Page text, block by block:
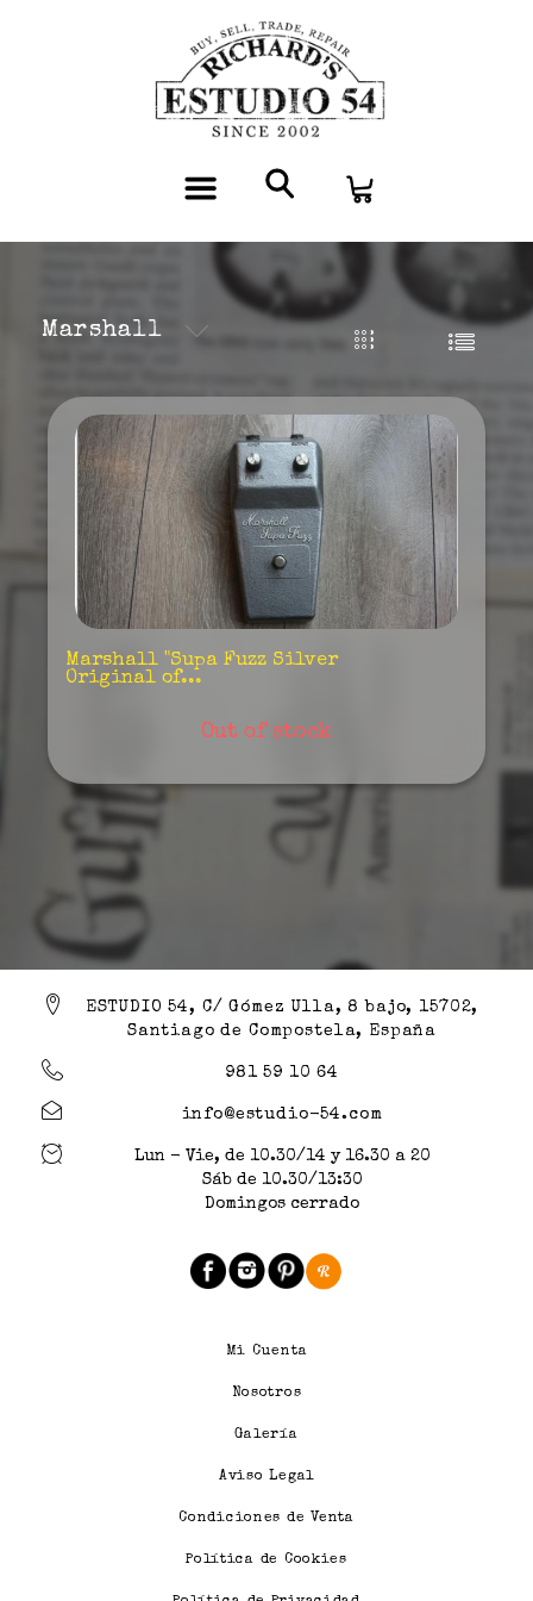
Marshall
Marshall "Supa Fuzz Silver
Original of...
Out of stock
ESTUDIO 54, C/ Gómez Ulla, 8 bajo, 15702,
Santiago de Compostela, España
981 59 10 64
info@estudio-54.com
Lun - Vie, de 10.30/14 y 16.30 a 20
Sáb de 10.30/13:30
Domingos cerrado
Mi Cuenta
Nosotros
Galería
Aviso Legal
Condiciones de Venta
Política de Cookies